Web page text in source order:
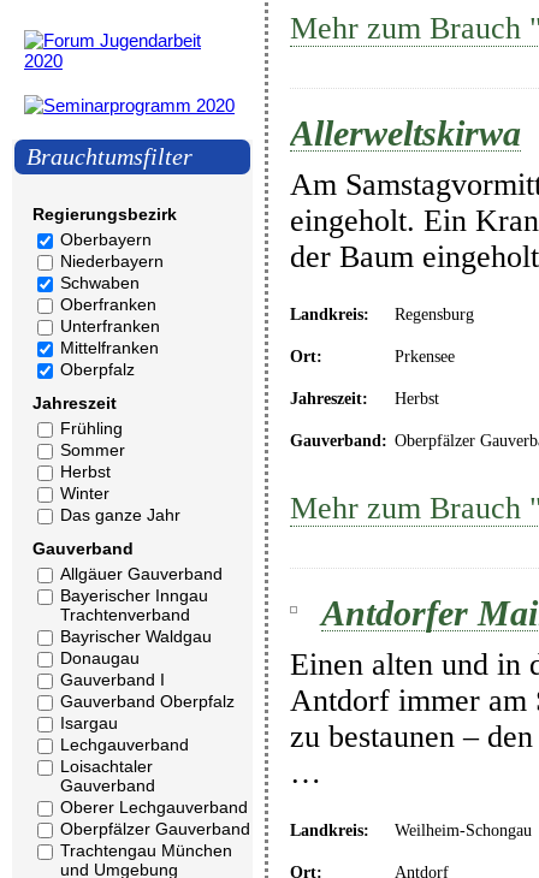
Brauchtumsfilter
Regierungsbezirk
Oberbayern
Niederbayern
Schwaben
Oberfranken
Unterfranken
Mittelfranken
Oberpfalz
Jahreszeit
Frühling
Sommer
Herbst
Winter
Das ganze Jahr
Gauverband
Allgäuer Gauverband
Bayerischer Inngau
Trachtenverband
Bayrischer Waldgau
Donaugau
Gauverband I
Gauverband Oberpfalz
Isargau
Lechgauverband
Loisachtaler
Gauverband
Oberer Lechgauverband
Oberpfälzer Gauverband
Trachtengau München
und Umgebung
Mehr zum Brauch
Allerweltskirwa
Am
eingeholt. Ein
der Baum
Landkreis: Regensburg
Ort: Prkensee
Jahreszeit: Herbst
Gauverband: Oberpfälzer
Mehr zum
Antdorfer
Einen alten und in
Antdorf immer am
zu bestaunen –
…
Landkreis: Weilheim-Schongau
Ort: Antdorf